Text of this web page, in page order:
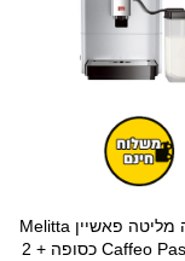
מכונת קפה מליטה פאשיין Melitta
Caffeo Passione OT כסופה + 2